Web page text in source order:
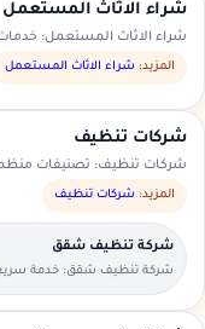
شراء الاثاث المستعمل
شراء الاثاث المستعمل:
المزيد: شراء الاثاث المستعمل
شركات تنظيف
شركات تنظيف: تصنيفات
المزيد: شركات تنظيف
شركة تنظيف شقق
شركة تنظيف شقق: خدمة
تواصل مباشر ومعاينة حسب